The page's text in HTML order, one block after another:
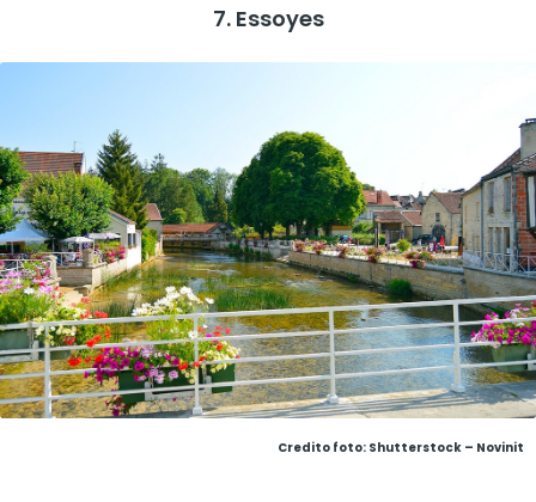
7. Essoyes
Credito foto: Shutterstock – Novinit